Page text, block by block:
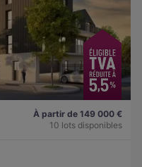
À partir de 149 000 €
10 lots disponibles